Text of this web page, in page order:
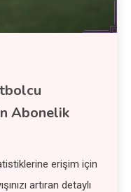
Abonelik
erişim için
artıran detaylı